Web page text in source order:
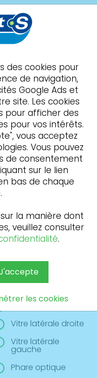
SAS
de
vous
Rdv
4
Infos
5
porte
?
à déclarer merci de
commentaires de la
Vitre latérale droite
Vitre latérale
gauche
Phare optique
des cookies pour
de navigation,
Google Ads et
site. Les cookies
pour afficher des
pour vos intérêts.
vous acceptez
Vous pouvez
de consentement
sur le lien
bas de chaque
la manière dont
veuillez consulter
.
les cookies